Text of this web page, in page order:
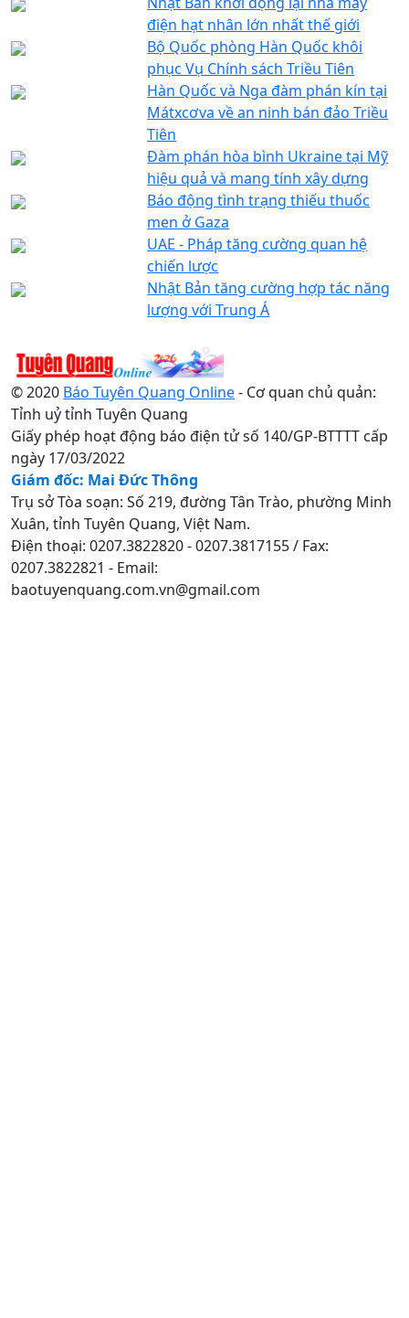
điện hạt nhân lớn nhất thế giới
Bộ Quốc phòng Hàn Quốc khôi
phục Vụ Chính sách Triều Tiên
Hàn Quốc và Nga đàm phán kín tại
Mátxcơva về an ninh bán đảo Triều
Tiên
Đàm phán hòa bình Ukraine tại Mỹ
hiệu quả và mang tính xây dựng
Báo động tình trạng thiếu thuốc
men ở Gaza
UAE - Pháp tăng cường quan hệ
chiến lược
Nhật Bản tăng cường hợp tác năng
lượng với Trung Á
© 2020 Báo Tuyên Quang Online- Cơ quan chủ quản:
Tỉnh uỷ tỉnh Tuyên Quang
Giấy phép hoạt động báo điện tử số 140/GP-BTTTT cấp
ngày 17/03/2022
Giám đốc: Mai Đức Thông
Trụ sở Tòa soạn: Số 219, đường Tân Trào, phường Minh
Xuân, tỉnh Tuyên Quang, Việt Nam.
Điện thoại: 0207.3822820 - 0207.3817155 / Fax:
0207.3822821 - Email:
baotuyenquang.com.vn@gmail.com